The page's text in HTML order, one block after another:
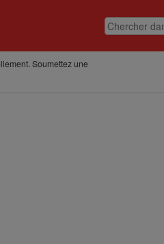
Soumettez une